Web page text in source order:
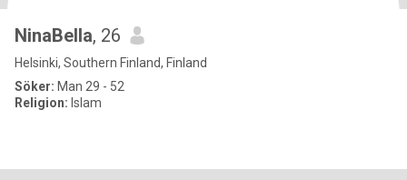
NinaBella, 26
Helsinki, Southern Finland, Finland
Söker: Man 29 - 52
Religion: Islam